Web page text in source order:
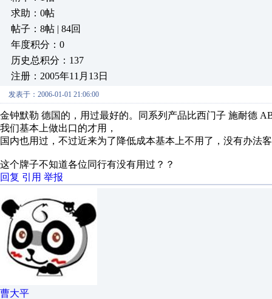
求助：0帖
帖子：8帖 | 84回
年度积分：0
历史总积分：137
注册：2005年11月13日
发表于：2006-01-01 21:06:00
金钟默勒 德国的，用过最好的。同系列产品比西门子 施耐德
我们基本上做出口的才用，
国内也用过，不过近来为了降低成本基本上不用了，没有办法
这个牌子不知道各位同行有没有用过？？
回复 引用 举报
曹大平